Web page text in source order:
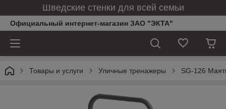
Шведские стенки для всей семьи
Официальный интернет-магазин ЗАО "ЭКТА"
Товары и услуги Уличные тренажеры SG-126